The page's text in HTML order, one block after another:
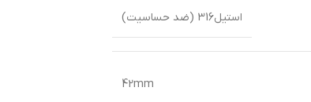
استیل316 (ضد حساسیت)
42mm